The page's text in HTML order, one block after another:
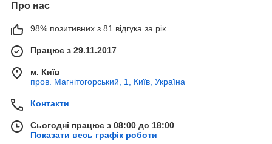
Про нас
98% позитивних з 81 відгука за рік
Працює з 29.11.2017
м. Київ
пров. Магнітогорський, 1, Київ, Україна
Контакти
Сьогодні працює з 08:00 до 18:00
Показати весь графік роботи